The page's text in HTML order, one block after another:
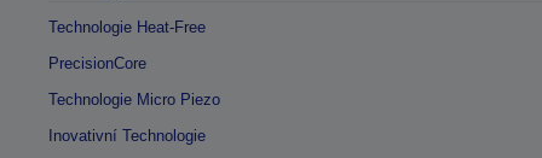
Technologie Heat-Free
PrecisionCore
Technologie Micro Piezo
Inovativní Technologie